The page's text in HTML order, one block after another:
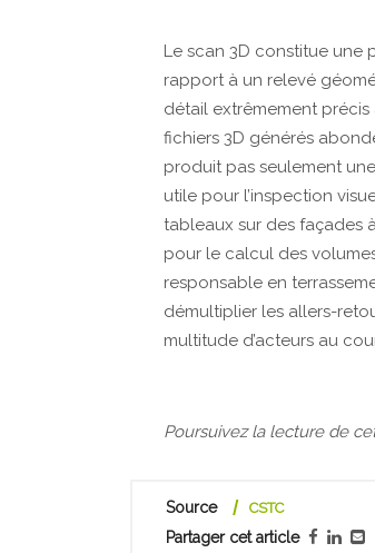
Le scan 3D constitue une
rapport à un relevé
détail extrêmement précis
fichiers 3D générés
produit pas seulement
utile pour l’inspection
tableaux sur des façades
pour le calcul des
responsable en
démultiplier les allers-
multitude d’acteurs au
Poursuivez la lecture de
Source CSTC
Partager cet article